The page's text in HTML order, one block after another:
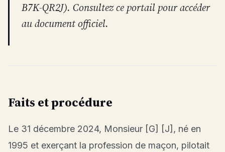
B7K-QR2J). Consultez ce portail pour accéder
au document officiel.
Faits et procédure
Le 31 décembre 2024, Monsieur [G] [J], né en
1995 et exerçant la profession de maçon, pilotait